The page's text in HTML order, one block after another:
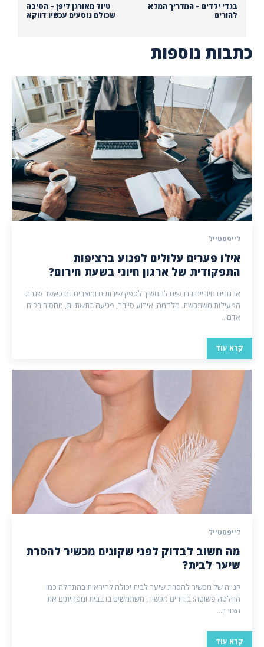
טיול מאורגן ליפן – הסיבה
שכולם נוסעים עכשיו דווקא
בגדי ילדים – המדריך המלא
להורים
כתבות נוספות
לייפסטייל
אילו פערים עלולים לפגוע ברציפות
התפקודית של ארגון חיוני בשעת חירום?
ארגונים חיוניים נדרשים להמשיך לספק שירותים ומוצרים גם כאשר שגרת
הפעילות משתבשת. מלחמה, אירוע סייבר, פגיעה בתשתיות, מחסור בכוח
אדם...
קרא עוד
לייפסטייל
מה חשוב לבדוק לפני שקונים מכשיר להסרת
שיער לבית?
קנייה של מכשיר להסרת שיער לבית יכולה להיראות בהתחלה כמו
החלטה פשוטה: בוחרים מכשיר, משתמשים בו בבית ומפחיתים את
הצורך...
קרא עוד